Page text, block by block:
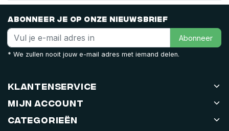
Abonneer je op onze nieuwsbrief
Abonneer
* We zullen nooit jouw e-mail adres met iemand delen.
Klantenservice
Mijn account
Categorieën